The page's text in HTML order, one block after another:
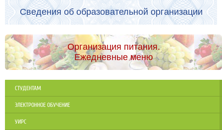
Сведения об образовательной организации
Организация питания.
Ежедневные меню
СТУДЕНТАМ
ЭЛЕКТРОННОЕ ОБУЧЕНИЕ
УИРС